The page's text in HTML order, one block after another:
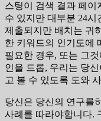
스팅이 검색 결과 페이
수 있지만 대부분 24시
제출되지만 배치는 귀
한 키워드의 인기도에
필요한 경우, 또는 그
인을 드롭, 우리는 당
고 볼 수 있도록 도와
당신은 당신의 연구를
사례를 따라야합니다.